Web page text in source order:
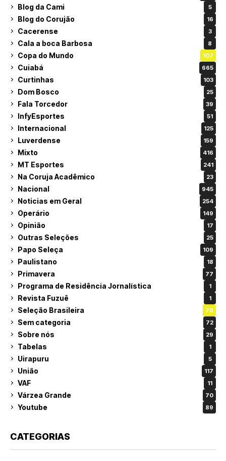
Blog da Cami 5
Blog do Corujão 16
Cacerense 3
Cala a boca Barbosa 8
Copa do Mundo 107
Cuiabá 665
Curtinhas 103
Dom Bosco 25
Fala Torcedor 39
InfyEsportes 51
Internacional 125
Luverdense 159
Mixto 416
MT Esportes 241
Na Coruja Acadêmico 23
Nacional 945
Noticias em Geral 254
Operário 149
Opinião 17
Outras Seleções 25
Papo Seleça 109
Paulistano 18
Primavera 77
Programa de Residência Jornalística 1
Revista Fuzuê 1
Seleção Brasileira 78
Sem categoria 72
Sobre nós 29
Tabelas 1
Uirapuru 5
União 117
VAF 11
Várzea Grande 70
Youtube 89
CATEGORIAS